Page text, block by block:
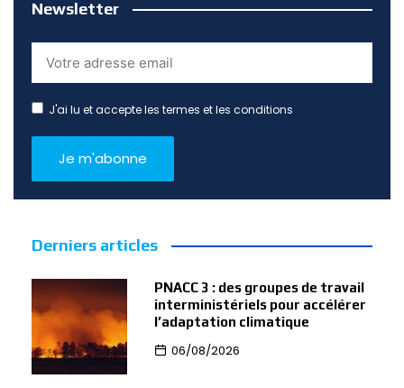
Newsletter
J'ai lu et accepte les termes et les conditions
Derniers articles
PNACC 3 : des groupes de travail
interministériels pour accélérer
l’adaptation climatique
06/08/2026